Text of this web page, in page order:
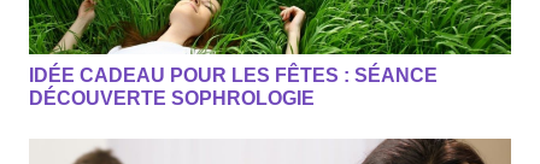
IDÉE CADEAU POUR LES FÊTES : SÉANCE
DÉCOUVERTE SOPHROLOGIE